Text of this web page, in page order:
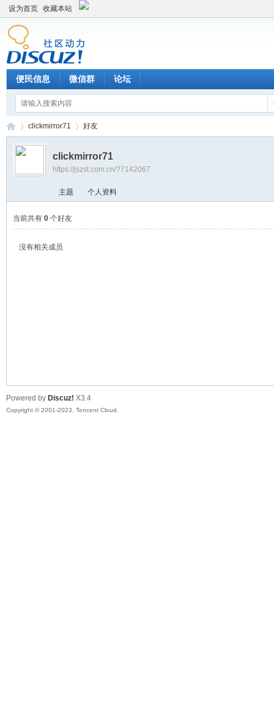
设为首页 收藏本站
便民信息 微信群 论坛
›
clickmirror71 好友
clickmirror71
https://jszst.com.cn/?7142067
主题 个人资料
当前共有 0个好友
没有相关成员
Powered by Discuz! X3.4
Copyright © 2001-2023, Tencent Cloud.